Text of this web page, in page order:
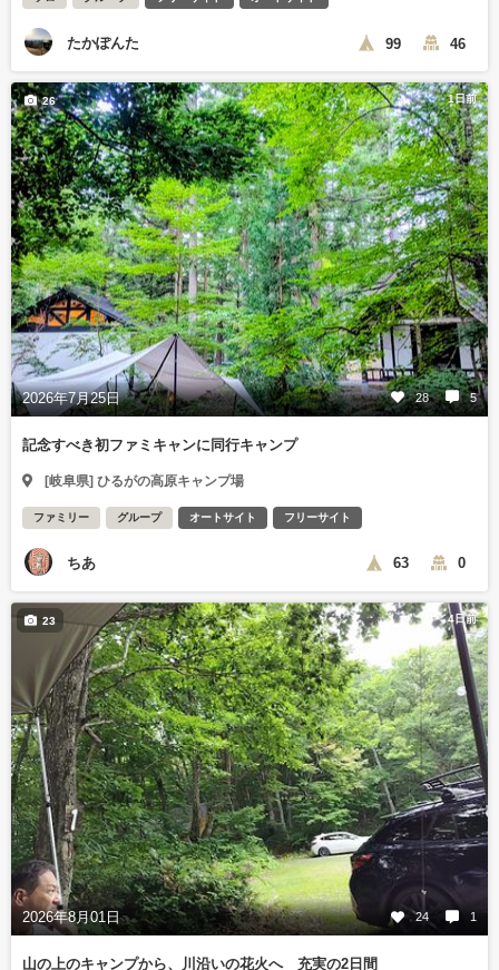
たかぽんた 99 46
1日前
2026年7月25日 28 5
26
記念すべき初ファミキャンに同行キャンプ
[岐阜県] ひるがの高原キャンプ場
ファミリー グループ オートサイト フリーサイト
ちあ 63 0
4日前
2026年8月01日 24 1
23
山の上のキャンプから、川沿いの花火へ 充実の2日間